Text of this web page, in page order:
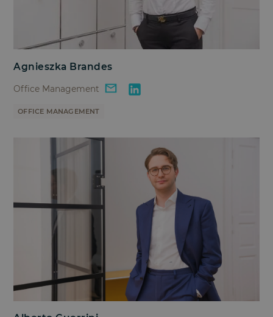
Agnieszka Brandes
Office Management
OFFICE MANAGEMENT